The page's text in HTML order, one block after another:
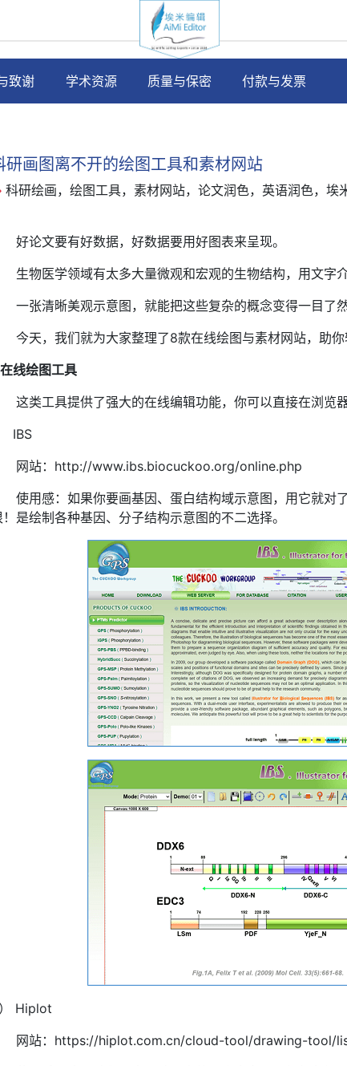
致谢 学术资源 质量与保密 付款与发票
研画图离不开的绘图工具和素材网站
科研绘画，绘图工具，素材网站，论文润色，英语润色，埃
好论文要有好数据，好数据要用好图表来呈现。
生物医学领域有太多大量微观和宏观的生物结构，用文字
一张清晰美观示意图，就能把这些复杂的概念变得一目了
今天，我们就为大家整理了8款在线绘图与素材网站，助你
在线绘图工具
这类工具提供了强大的在线编辑功能，你可以直接在浏览
IBS
网站：http://www.ibs.biocuckoo.org/online.php
使用感：如果你要画基因、蛋白结构域示意图，用它就对
！是绘制各种基因、分子结构示意图的不二选择。
Hiplot
网站：https://hiplot.com.cn/cloud-tool/drawing-tool/